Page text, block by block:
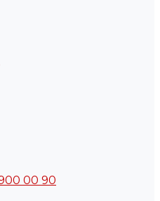
00 90